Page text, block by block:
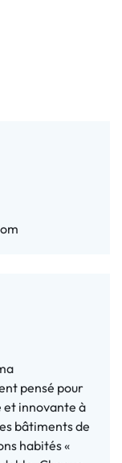
pensé pour
et innovante à
bâtiments de
habités «